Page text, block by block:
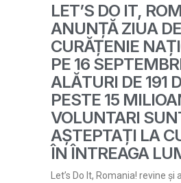
LET’S DO IT,
ANUNȚĂ ZIUA DE
CURĂȚENIE
PE 16
ALĂTURI DE 191
PESTE 15
VOLUNTARI
AȘTEPTAȚI LA
ÎN ÎNTREAGA
Let’s Do It, Romania! revine și